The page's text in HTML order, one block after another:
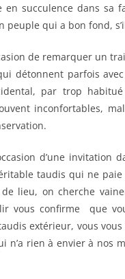
succulence dans sa
qui a bon fond,
de remarquer un
détonnent parfois
par trop
inconfortables,
d’une
taudis qui ne
lieu, on cherche
vous confirme que
extérieur, vous
n’a rien à envier à nos